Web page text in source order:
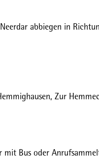
abbiegen in
Zur
Bus oder